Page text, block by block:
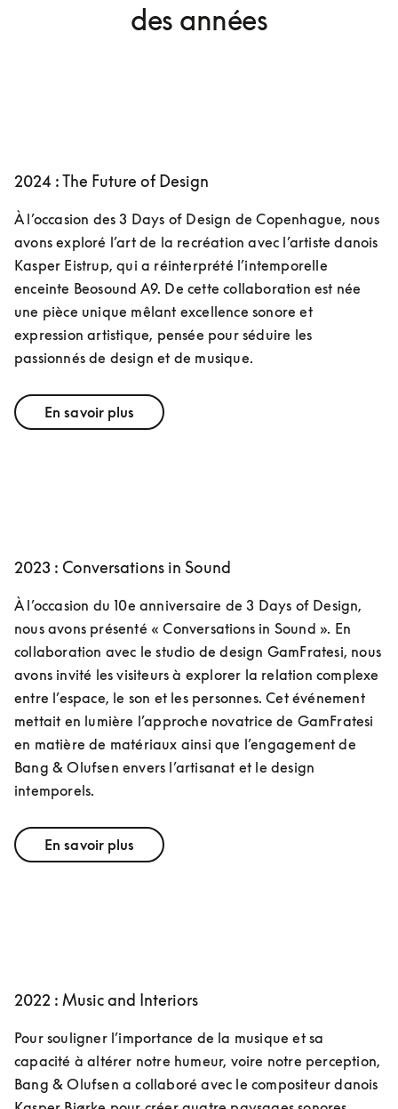
des années
2024 : The Future of Design
À l’occasion des 3 Days of Design de Copenhague, nous
avons exploré l’art de la recréation avec l’artiste danois
Kasper Eistrup, qui a réinterprété l’intemporelle
enceinte Beosound A9. De cette collaboration est née
une pièce unique mêlant excellence sonore et
expression artistique, pensée pour séduire les
passionnés de design et de musique.
En savoir plus
2023 : Conversations in Sound
À l’occasion du 10e anniversaire de 3 Days of Design,
nous avons présenté « Conversations in Sound ». En
collaboration avec le studio de design GamFratesi, nous
avons invité les visiteurs à explorer la relation complexe
entre l’espace, le son et les personnes. Cet événement
mettait en lumière l’approche novatrice de GamFratesi
en matière de matériaux ainsi que l’engagement de
Bang & Olufsen envers l’artisanat et le design
intemporels.
En savoir plus
2022 : Music and Interiors
Pour souligner l’importance de la musique et sa
capacité à altérer notre humeur, voire notre perception,
Bang & Olufsen a collaboré avec le compositeur danois